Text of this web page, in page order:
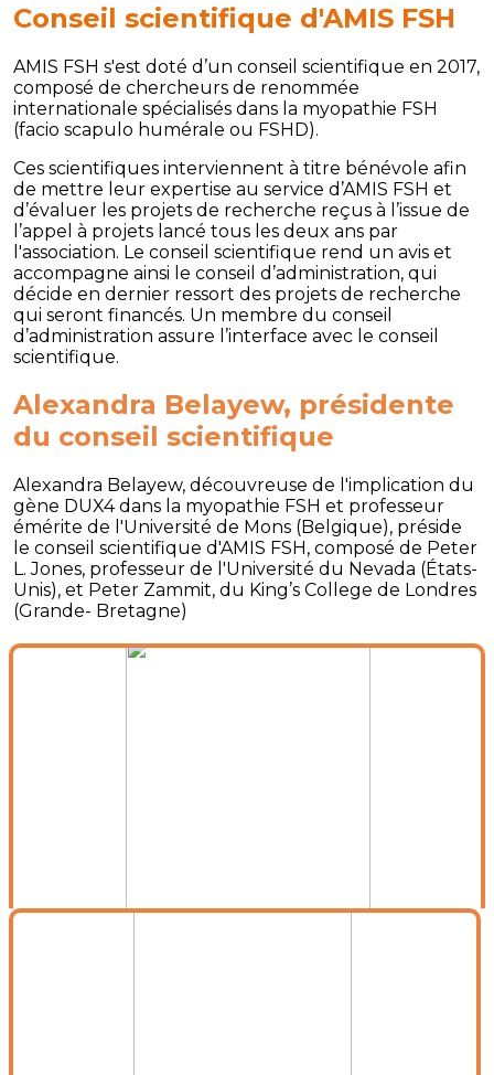
Conseil scientifique d'AMIS FSH
AMIS FSH s'est doté d’un conseil scientifique en 2017,
composé de chercheurs de renommée
internationale spécialisés dans la myopathie FSH
(facio scapulo humérale ou FSHD).
Ces scientifiques interviennent à titre bénévole afin
de mettre leur expertise au service d’AMIS FSH et
d’évaluer les projets de recherche reçus à l’issue de
l’appel à projets lancé tous les deux ans par
l'association. Le conseil scientifique rend un avis et
accompagne ainsi le conseil d’administration, qui
décide en dernier ressort des projets de recherche
qui seront financés. Un membre du conseil
d’administration assure l’interface avec le conseil
scientifique.
Alexandra Belayew, présidente
du conseil scientifique
Alexandra Belayew, découvreuse de l'implication du
gène DUX4 dans la myopathie FSH et professeur
émérite de l'Université de Mons (Belgique), préside
le conseil scientifique d'AMIS FSH, composé de Peter
L. Jones, professeur de l'Université du Nevada (États-
Unis), et Peter Zammit, du King’s College de Londres
(Grande- Bretagne)